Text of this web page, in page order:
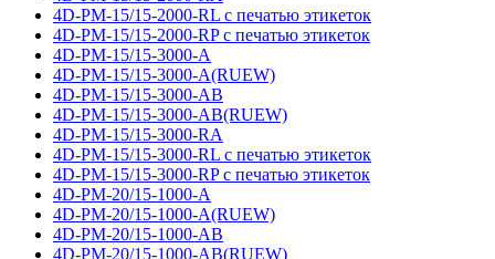
4D-PM-15/15-2000-RL с печатью этикеток
4D-PM-15/15-2000-RP с печатью этикеток
4D-PM-15/15-3000-A
4D-PM-15/15-3000-A(RUEW)
4D-PM-15/15-3000-AB
4D-PM-15/15-3000-AB(RUEW)
4D-PM-15/15-3000-RA
4D-PM-15/15-3000-RL с печатью этикеток
4D-PM-15/15-3000-RP с печатью этикеток
4D-PM-20/15-1000-A
4D-PM-20/15-1000-A(RUEW)
4D-PM-20/15-1000-AB
4D-PM-20/15-1000-AB(RUEW)